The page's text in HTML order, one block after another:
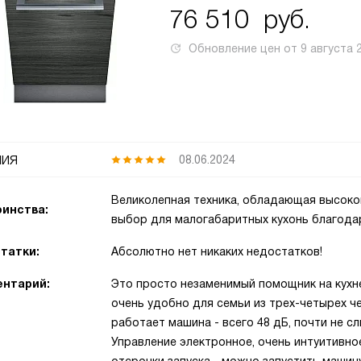
76 510 руб.
Обновление цен от 9 августа
08.06.2024
Великолепная техника, обладающая
выбор для малогабаритных кухонь
Абсолютно нет никаких недостатков!
Это просто незаменимый помощник на
очень удобно для семьи из трех-четырех
работает машина - всего 48 дБ, почти не
Управление электронное, очень